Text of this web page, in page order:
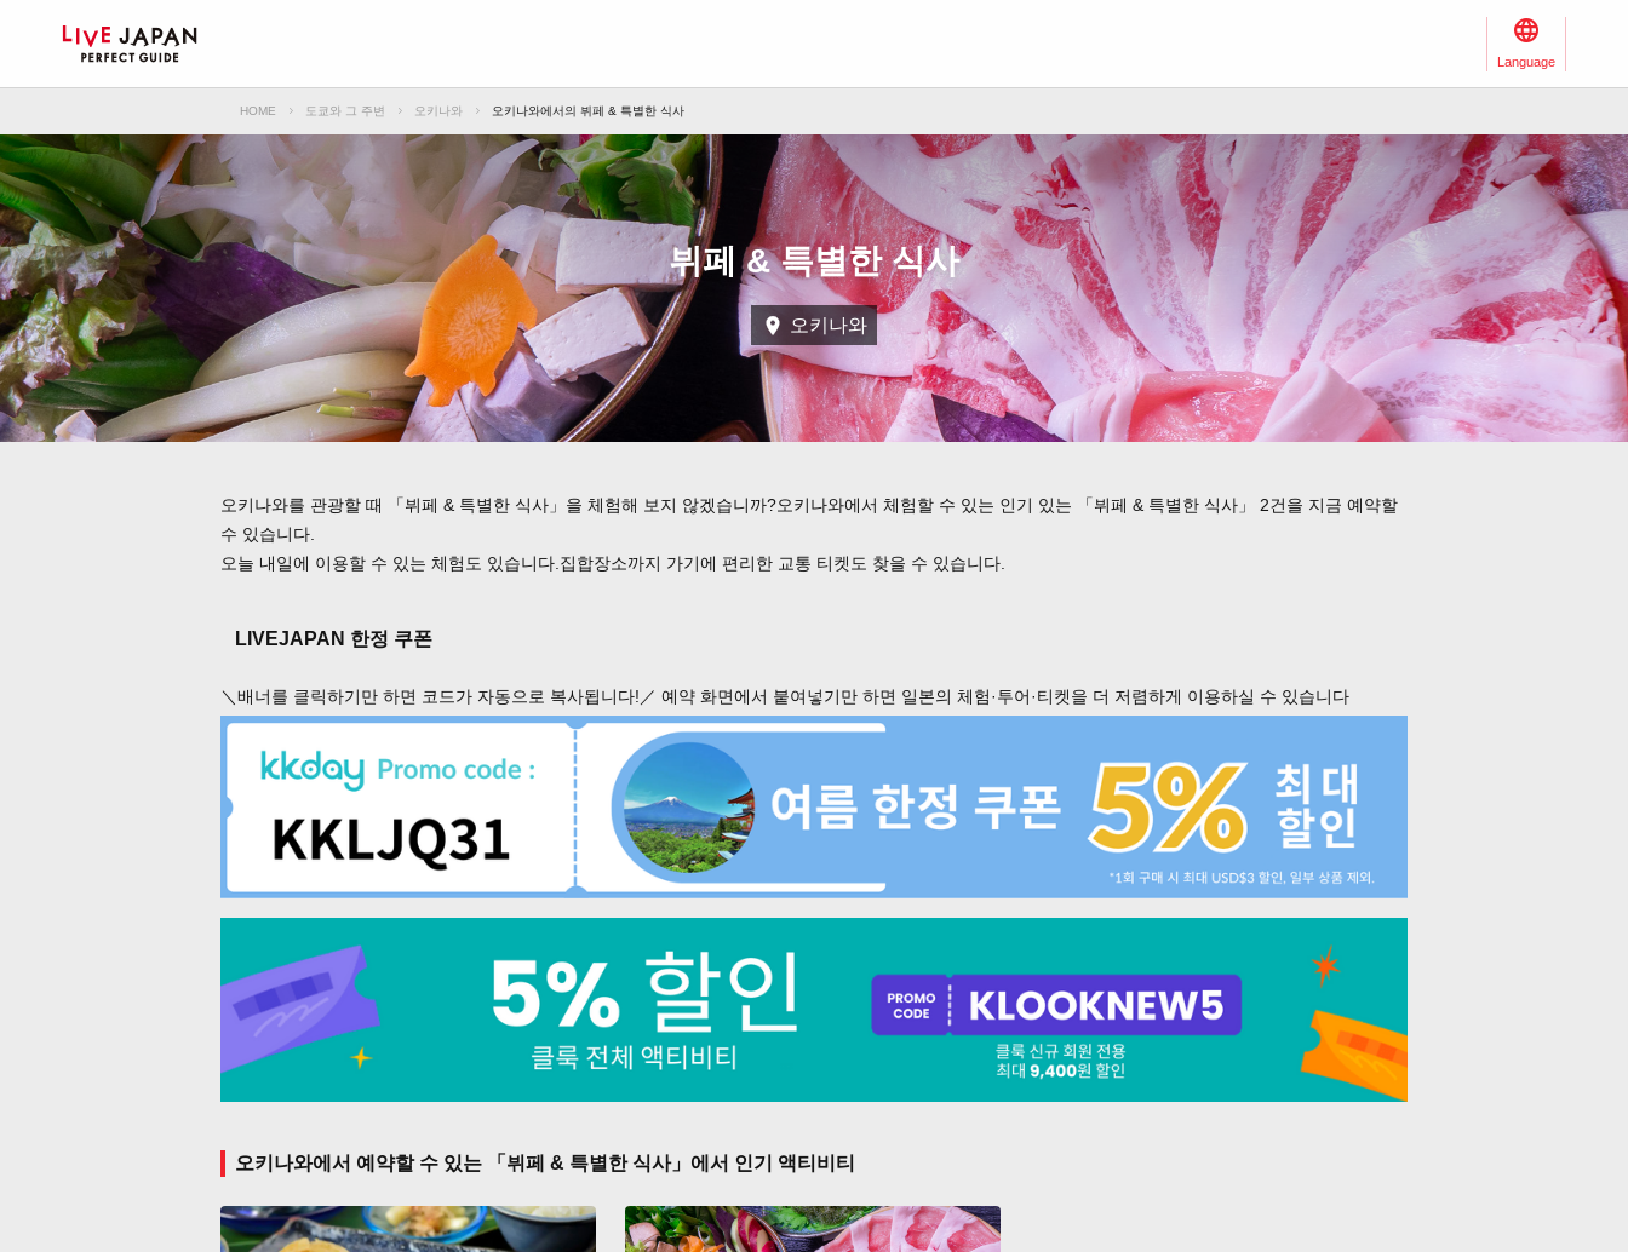
Language
HOME 도쿄와 그 주변 오키나와 오키나와에서의 뷔페 & 특별한 식사
뷔페 & 특별한 식사
오키나와
오키나와를 관광할 때 「뷔페 & 특별한 식사」을 체험해 보지 않겠습니까?오키나와에서 체험할 수 있는 인기 있는 「뷔페 & 특별한 식사」 2건을 지금 예약할
수 있습니다.
오늘 내일에 이용할 수 있는 체험도 있습니다.집합장소까지 가기에 편리한 교통 티켓도 찾을 수 있습니다.
LIVEJAPAN 한정 쿠폰
＼배너를 클릭하기만 하면 코드가 자동으로 복사됩니다!／ 예약 화면에서 붙여넣기만 하면 일본의 체험·투어·티켓을 더 저렴하게 이용하실 수 있습니다
오키나와에서 예약할 수 있는 「뷔페 & 특별한 식사」에서 인기 액티비티